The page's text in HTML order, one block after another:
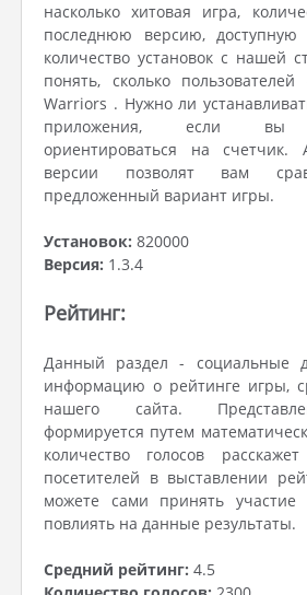
насколько хитовая игра,
последнюю версию,
количество установок с нашей
понять, сколько
Warriors . Нужно ли
приложения, если вы
ориентироваться на
версии позволят вам
предложенный вариант игры.
Установок: 820000
Версия: 1.3.4
Рейтинг:
Данный раздел - социальные
информацию о рейтинге игры,
нашего сайта.
формируется путем
количество голосов
посетителей в выставлении
можете сами принять участие
повлиять на данные результаты.
Средний рейтинг: 4.5